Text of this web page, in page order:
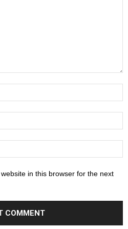
in this browser for the next